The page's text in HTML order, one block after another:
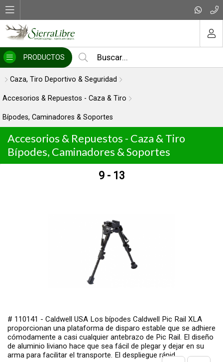
PRODUCTOS
Caza, Tiro Deportivo & Seguridad
Accesorios & Repuestos - Caza & Tiro
Bípodes, Caminadores & Soportes
Accesorios & Repuestos - Caza & Tiro
Bípodes, Caminadores & Soportes
9 - 13
# 110141 - Caldwell USA Los bípodes Caldwell Pic Rail XLA
proporcionan una plataforma de disparo estable que se adhiere
cómodamente a casi cualquier antebrazo de Pic Rail. El diseño
de aluminio liviano hace que sea fácil de plegar y dejar en su
arma para facilitar el transporte. El despliegue rápid...